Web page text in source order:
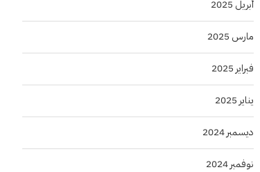
أبريل 2025
مارس 2025
فبراير 2025
يناير 2025
ديسمبر 2024
نوفمبر 2024